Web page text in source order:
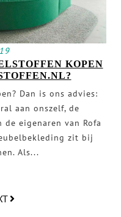
KOPEN
Dan is ons advies:
aan onszelf, de
eigenaren van Rofa
zit bij
Als...